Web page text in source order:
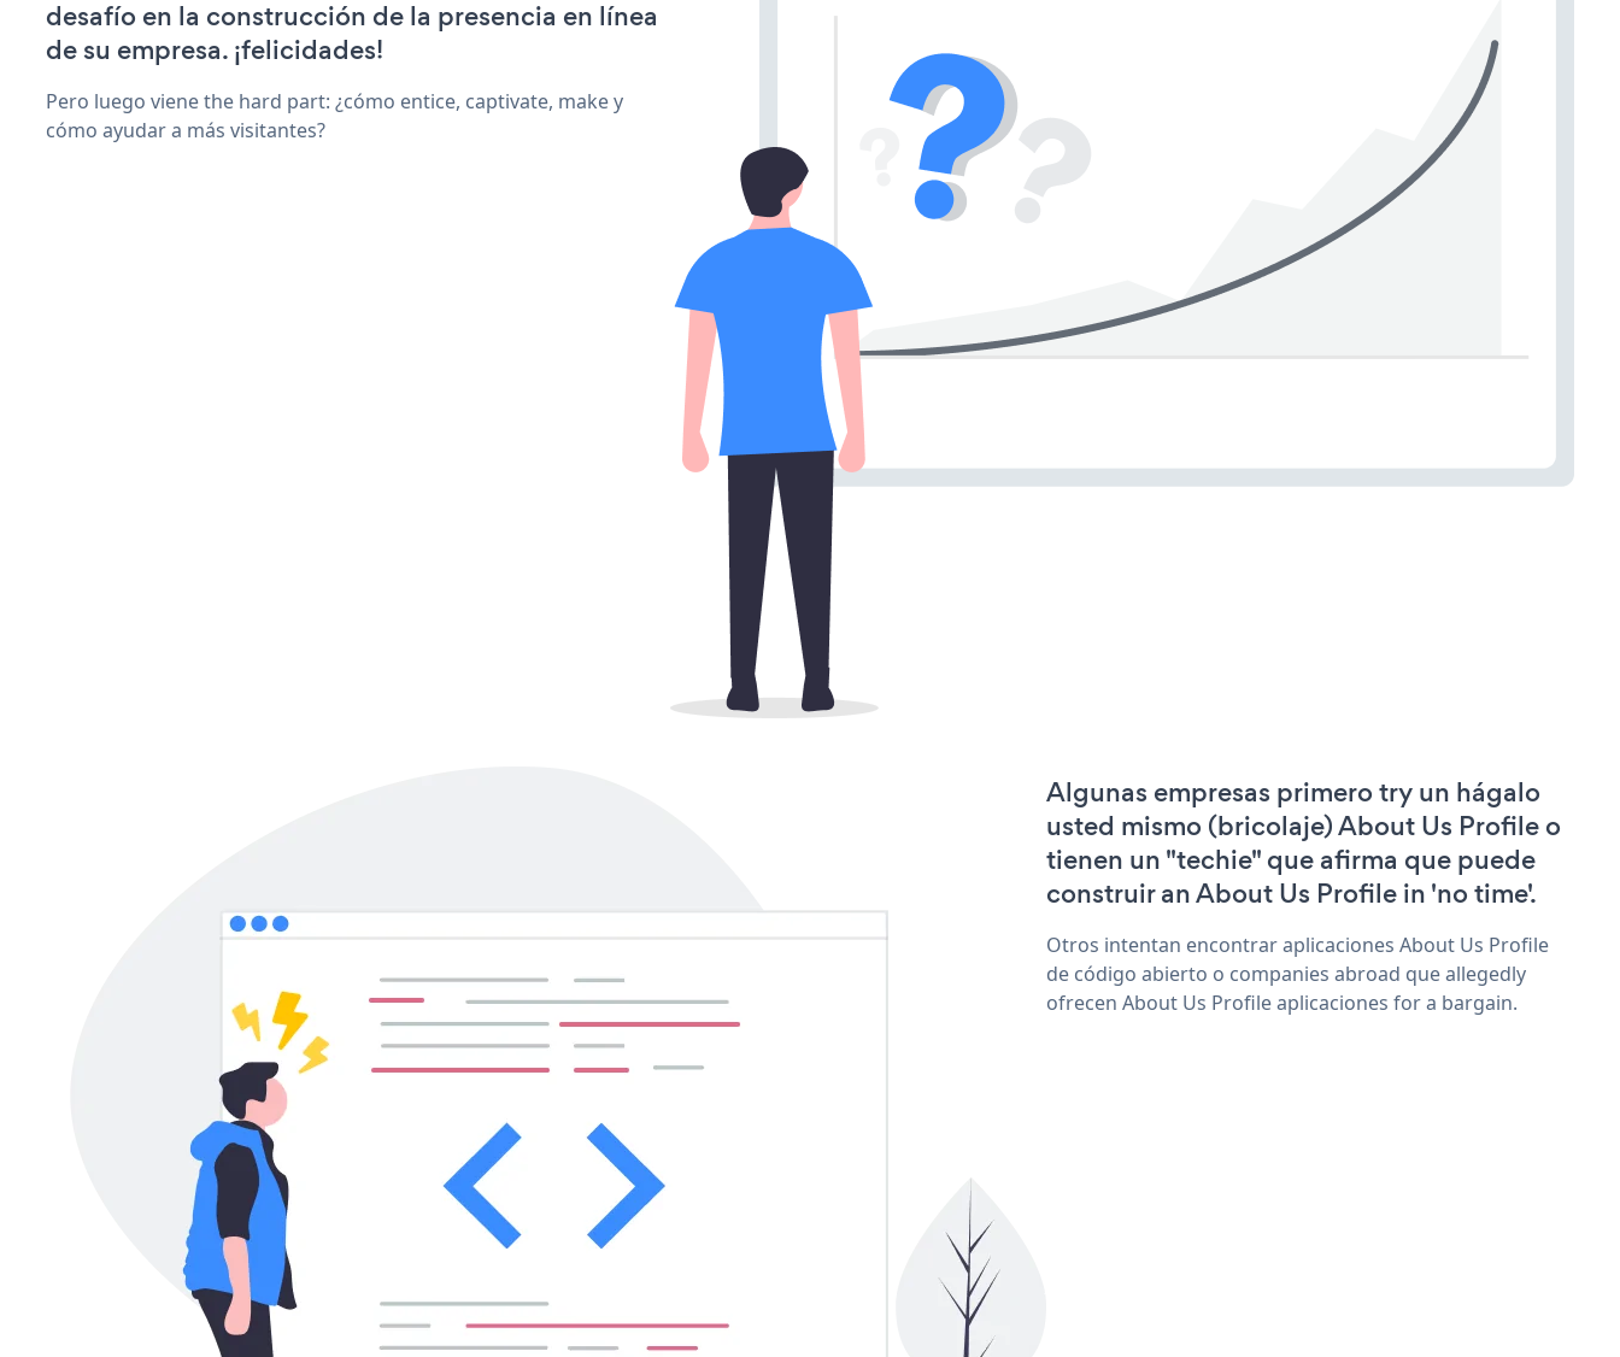
desafío en la construcción de la presencia en línea
de su empresa. ¡felicidades!
Pero luego viene the hard part: ¿cómo entice, captivate, make y
cómo ayudar a más visitantes?
Algunas empresas primero try un hágalo
usted mismo (bricolaje) About Us Profile o
tienen un "techie" que afirma que puede
construir an About Us Profile in 'no time'.
Otros intentan encontrar aplicaciones About Us Profile
de código abierto o companies abroad que allegedly
ofrecen About Us Profile aplicaciones for a bargain.